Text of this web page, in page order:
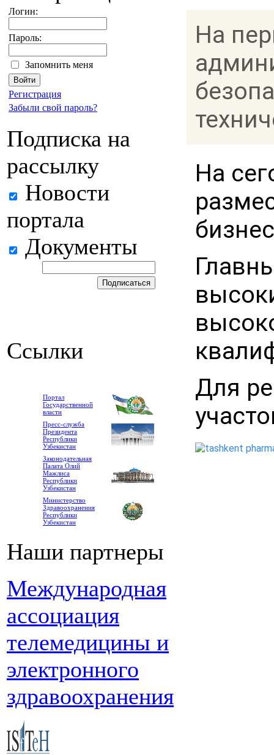
Логин:
Пароль:
Запомнить меня
Регистрация
Забыли свой пароль?
Подписка на
рассылку
Новости
портала
Документы
Ссылки
Портал
Государственной
власти
Пресс-служба
Президента
Республики
Узбекистан
Законодательная
Палата Олий
Мажлиса
Республики
Узбекистан
Министерство
Здравоохранения
Республики
Узбекистан
Наши партнеры
Международная
ассоциация
телемедицины и
электронного
здравоохранения
На
На
Для